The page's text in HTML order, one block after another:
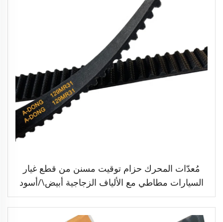
مُعدّات المحرك حزام توقيت مسنن من قطع غيار
السيارات مطاطي مع الألياف الزجاجية أبيض\/أسود